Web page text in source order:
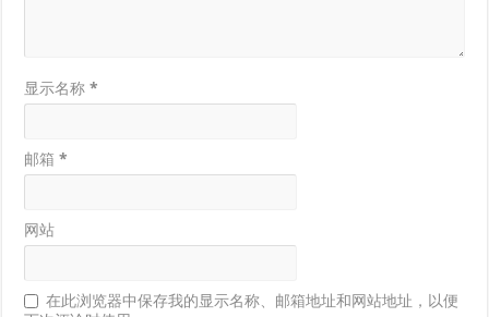
显示名称*
邮箱*
网站
在此浏览器中保存我的显示名称、邮箱地址和网站地址，以便